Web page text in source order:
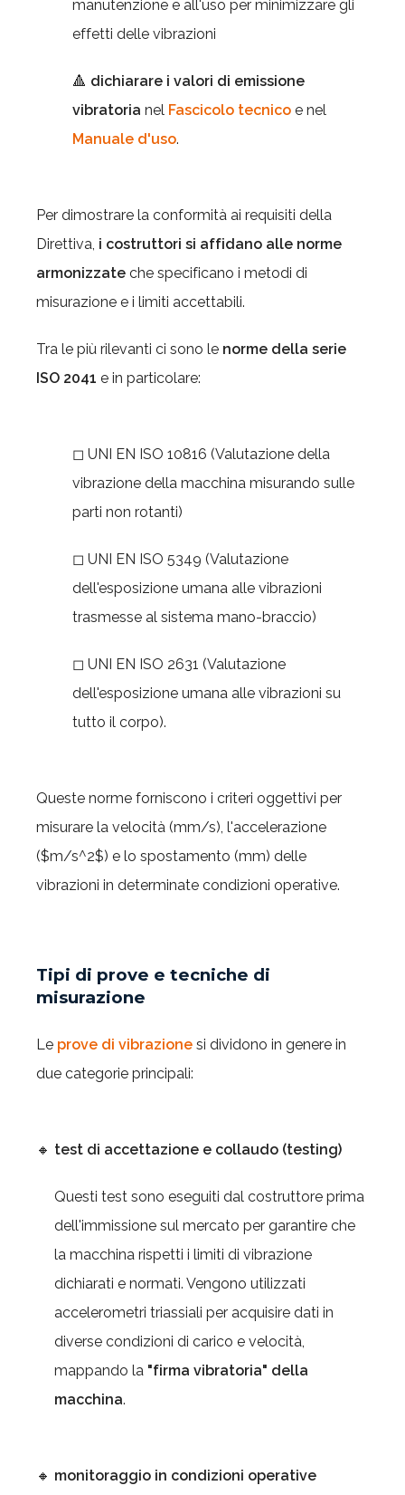
manutenzione e all'uso per minimizzare gli
effetti delle vibrazioni
🔺 dichiarare i valori di emissione
vibratoria nel Fascicolo tecnico e nel
Manuale d'uso.
Per dimostrare la conformità ai requisiti della
Direttiva, i costruttori si affidano alle norme
armonizzate che specificano i metodi di
misurazione e i limiti accettabili.
Tra le più rilevanti ci sono le norme della serie
ISO 2041 e in particolare:
◻ UNI EN ISO 10816 (Valutazione della
vibrazione della macchina misurando sulle
parti non rotanti)
◻ UNI EN ISO 5349 (Valutazione
dell'esposizione umana alle vibrazioni
trasmesse al sistema mano-braccio)
◻ UNI EN ISO 2631 (Valutazione
dell'esposizione umana alle vibrazioni su
tutto il corpo).
Queste norme forniscono i criteri oggettivi per
misurare la velocità (mm/s), l'accelerazione
($m/s^2$) e lo spostamento (mm) delle
vibrazioni in determinate condizioni operative.
Tipi di prove e tecniche di
misurazione
Le prove di vibrazione si dividono in genere in
due categorie principali:
🔸 test di accettazione e collaudo (testing)
Questi test sono eseguiti dal costruttore prima
dell'immissione sul mercato per garantire che
la macchina rispetti i limiti di vibrazione
dichiarati e normati. Vengono utilizzati
accelerometri triassiali per acquisire dati in
diverse condizioni di carico e velocità,
mappando la "firma vibratoria" della
macchina.
🔸 monitoraggio in condizioni operative